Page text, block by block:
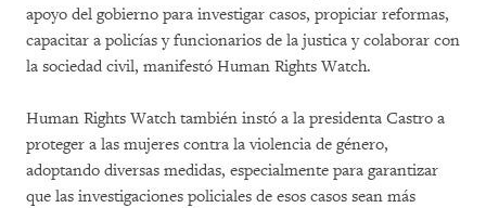
apoyo del gobierno para investigar casos, propiciar reformas,
capacitar a policías y funcionarios de la justica y colaborar con
la sociedad civil, manifestó Human Rights Watch.
Human Rights Watch también instó a la presidenta Castro a
proteger a las mujeres contra la violencia de género,
adoptando diversas medidas, especialmente para garantizar
que las investigaciones policiales de esos casos sean más